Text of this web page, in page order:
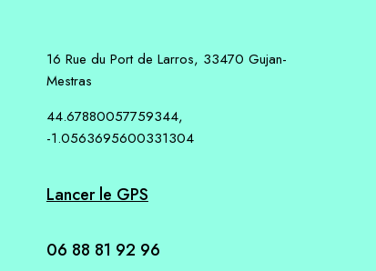
16 Rue du Port de Larros, 33470 Gujan-
Mestras
44.67880057759344,
-1.0563695600331304
Lancer le GPS
06 88 81 92 96